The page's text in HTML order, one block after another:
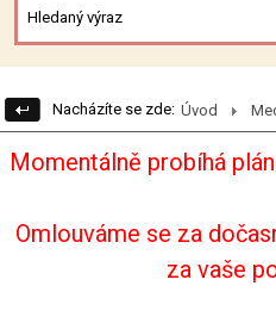
Nacházíte se zde: Úvod
Momentálně probíhá
Omlouváme se za
za vaše